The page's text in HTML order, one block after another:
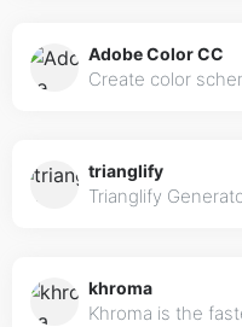
Adobe Color CC
Create color
trianglify
Trianglify
khroma
Khroma is the